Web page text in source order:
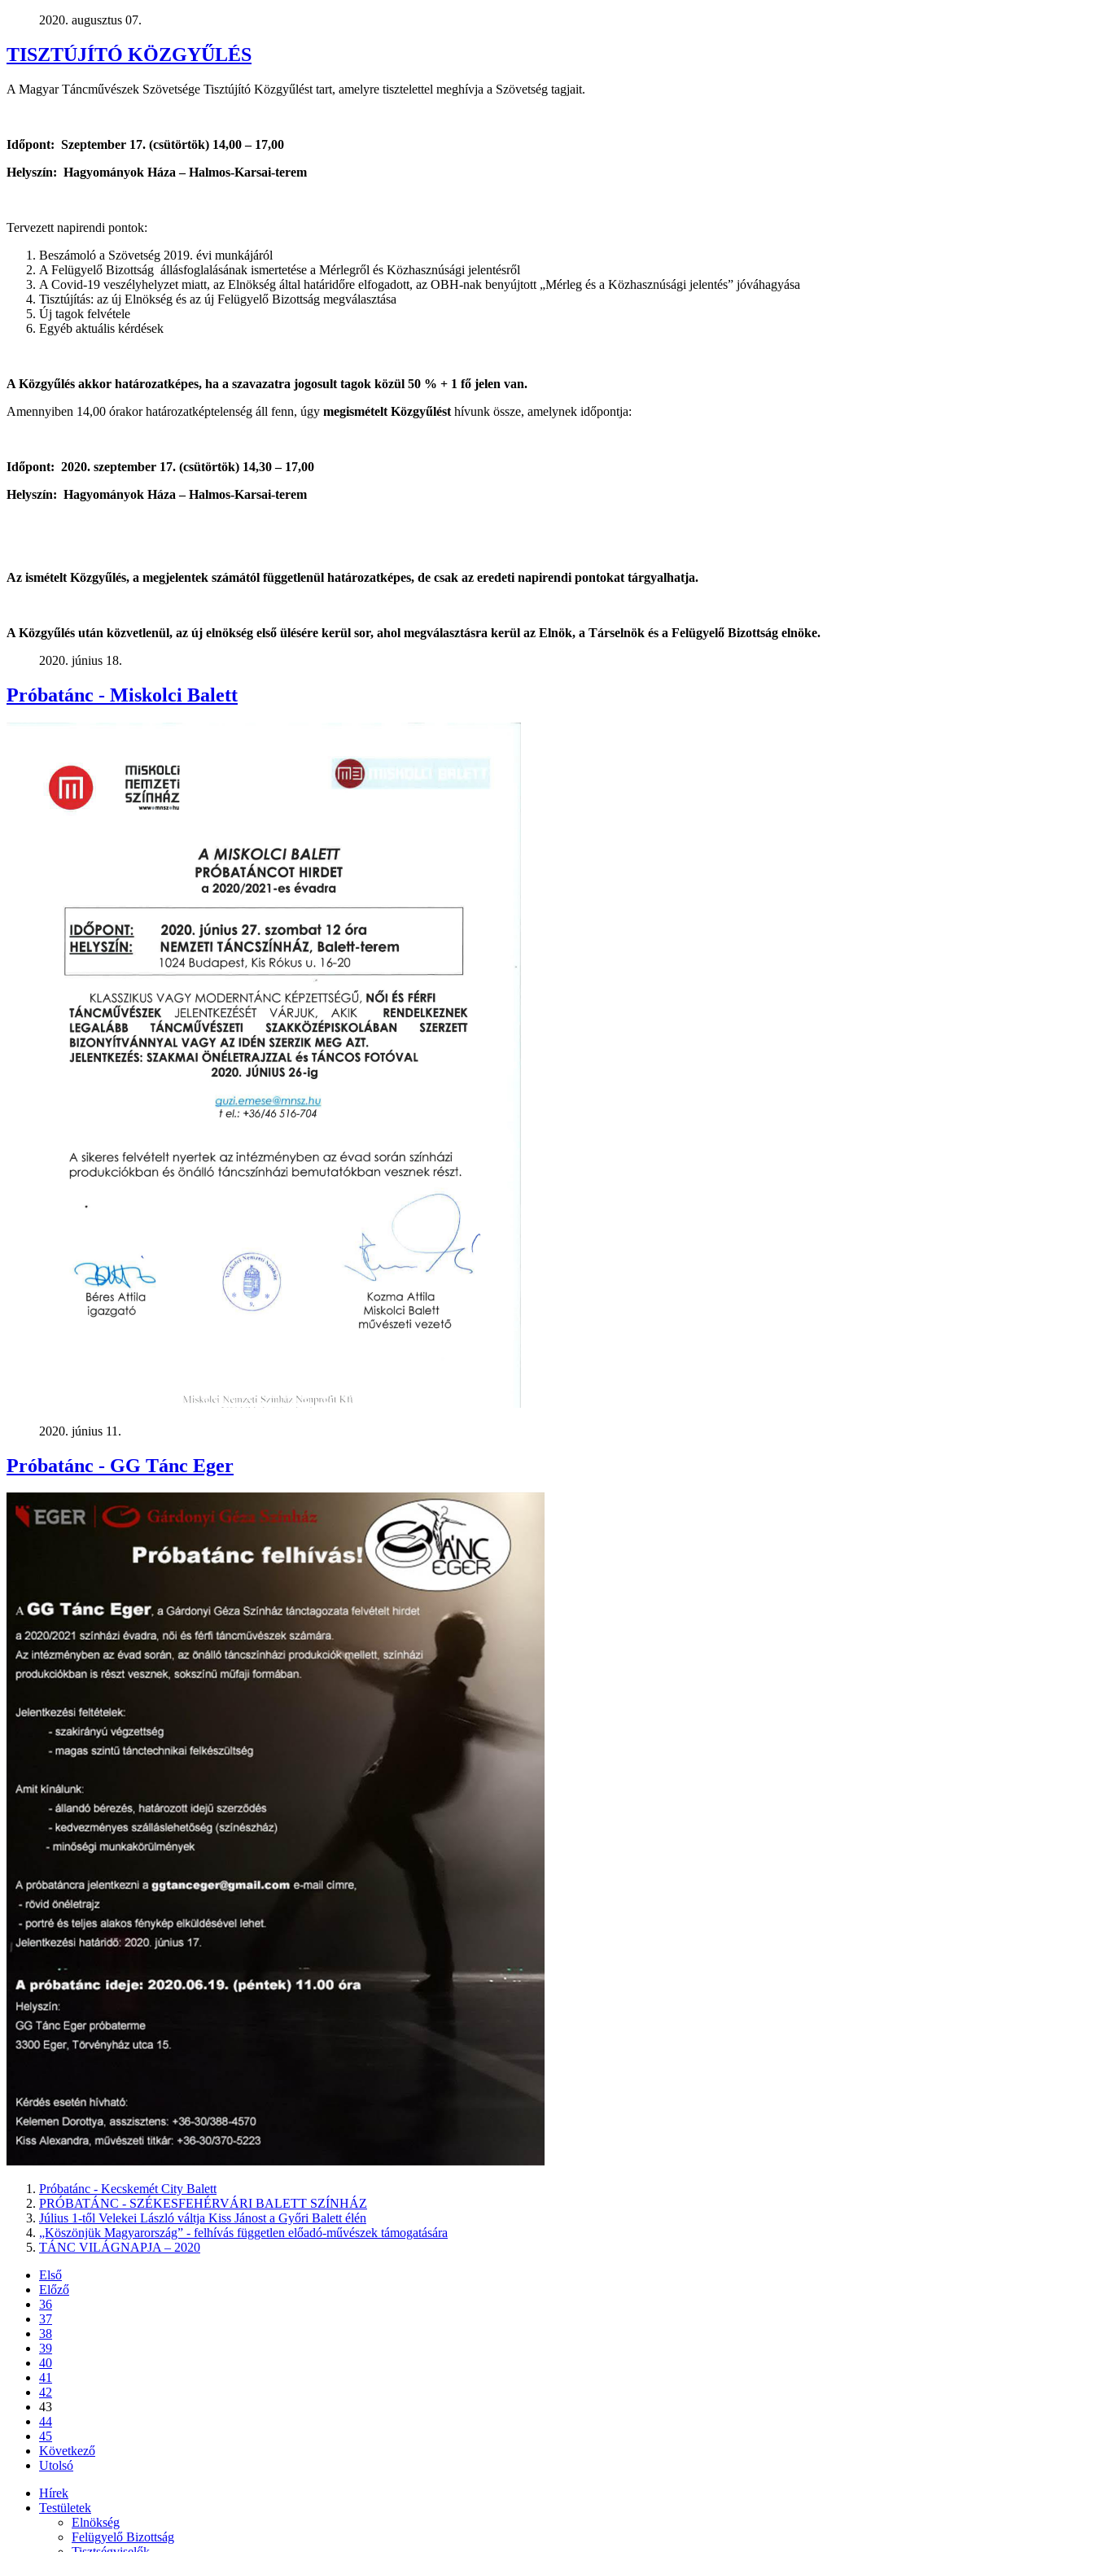
2020. augusztus 07.
TISZTÚJÍTÓ KÖZGYŰLÉS
A Magyar Táncművészek Szövetsége Tisztújító Közgyűlést tart, amelyre tisztelettel meghívja a Szövetség tagjait.
Időpont: Szeptember 17. (csütörtök) 14,00 – 17,00
Helyszín: Hagyományok Háza – Halmos-Karsai-terem
Tervezett napirendi pontok:
Beszámoló a Szövetség 2019. évi munkájáról
A Felügyelő Bizottság állásfoglalásának ismertetése a Mérlegről és Közhasznúsági jelentésről
A Covid-19 veszélyhelyzet miatt, az Elnökség által határidőre elfogadott, az OBH-nak benyújtott „Mérleg és a Közhasznúsági jelentés” jóváhagyása
Tisztújítás: az új Elnökség és az új Felügyelő Bizottság megválasztása
Új tagok felvétele
Egyéb aktuális kérdések
A Közgyűlés akkor határozatképes, ha a szavazatra jogosult tagok közül 50 % + 1 fő jelen van.
Amennyiben 14,00 órakor határozatképtelenség áll fenn, úgy megismételt Közgyűlést hívunk össze, amelynek időpontja:
Időpont: 2020. szeptember 17. (csütörtök) 14,30 – 17,00
Helyszín: Hagyományok Háza – Halmos-Karsai-terem
Az ismételt Közgyűlés, a megjelentek számától függetlenül határozatképes, de csak az eredeti napirendi pontokat tárgyalhatja.
A Közgyűlés után közvetlenül, az új elnökség első ülésére kerül sor, ahol megválasztásra kerül az Elnök, a Társelnök és a Felügyelő Bizottság elnöke.
2020. június 18.
Próbatánc - Miskolci Balett
2020. június 11.
Próbatánc - GG Tánc Eger
Próbatánc - Kecskemét City Balett
PRÓBATÁNC - SZÉKESFEHÉRVÁRI BALETT SZÍNHÁZ
Július 1-től Velekei László váltja Kiss Jánost a Győri Balett élén
„Köszönjük Magyarország” - felhívás független előadó-művészek támogatására
TÁNC VILÁGNAPJA – 2020
Első
Előző
36
37
38
39
40
41
42
43
44
45
Következő
Utolsó
Hírek
Testületek
Elnökség
Felügyelő Bizottság